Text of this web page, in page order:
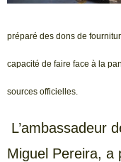
préparé des dons de
capacité de faire face à la
sources officielles.
L’ambassadeur
Miguel Pereira, a